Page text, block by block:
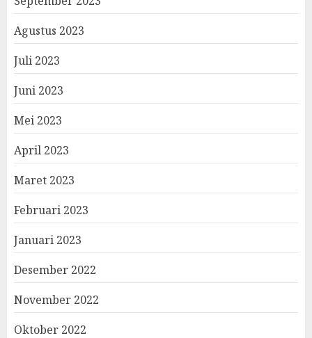
Agustus 2023
Juli 2023
Juni 2023
Mei 2023
April 2023
Maret 2023
Februari 2023
Januari 2023
Desember 2022
November 2022
Oktober 2022